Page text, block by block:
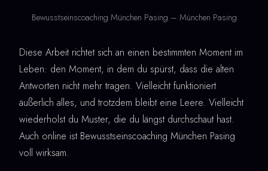
Bewusstseinscoaching München Pasing – München Pasing
Diese Arbeit richtet sich an einen bestimmten Moment im
Leben: den Moment, in dem du spürst, dass die alten
Antworten nicht mehr tragen. Vielleicht funktioniert
äußerlich alles, und trotzdem bleibt eine Leere. Vielleicht
wiederholst du Muster, die du längst durchschaut hast.
Auch online ist Bewusstseinscoaching München Pasing
voll wirksam.